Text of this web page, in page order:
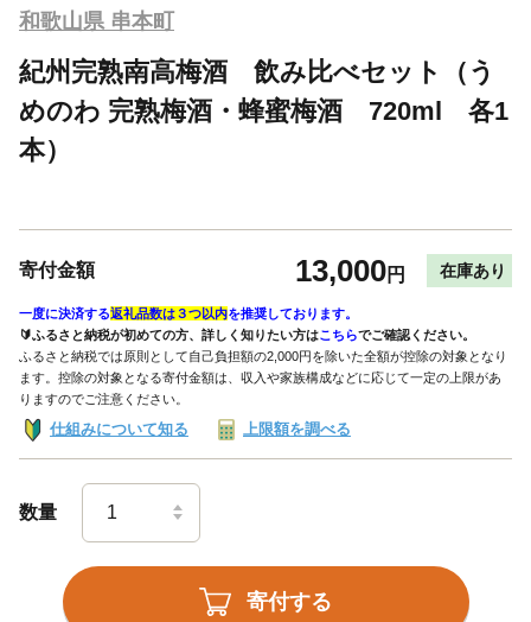
和歌山県 串本町
紀州完熟南高梅酒 飲み比べセット（う
めのわ 完熟梅酒・蜂蜜梅酒 720ml 各1
本）
寄付金額 13,000円 在庫あり
一度に決済する返礼品数は３つ以内を推奨しております。
🔰ふるさと納税が初めての方、詳しく知りたい方はこちらでご確認ください。
ふるさと納税では原則として自己負担額の2,000円を除いた全額が控除の対象となり
ます。控除の対象となる寄付金額は、収入や家族構成などに応じて一定の上限があ
りますのでご注意ください。
仕組みについて知る 上限額を調べる
数量
寄付する